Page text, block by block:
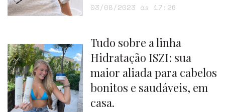
03/08/2023 às 17:26
Tudo sobre a linha
Hidratação ISZI: sua
maior aliada para cabelos
bonitos e saudáveis, em
casa.